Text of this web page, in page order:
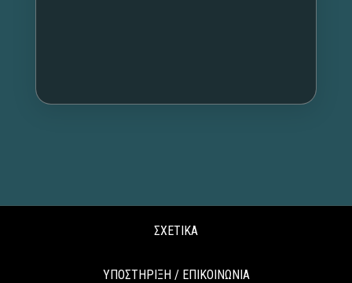
ΣΧΕΤΙΚΑ
ΥΠΟΣΤΗΡΙΞΗ / ΕΠΙΚΟΙΝΩΝΙΑ